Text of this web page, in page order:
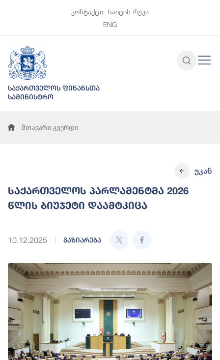
კონტაქტი
საიტის რუკა
ENG
საქართველოს ფინანსთა
სამინისტრო
მთავარი გვერდი
საქართველოს პარლამენტმა 2026
წლის ბიუჯეტი დაამტკიცა
10.12.2025 გაზიარება
უკან